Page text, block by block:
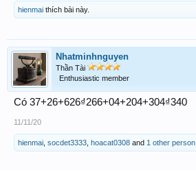
hienmai thích bài này.
Nhatminhnguyen
Thần Tài
Enthusiastic member
Có 37+26+626₫266+04+204+304₫340
11/11/20
hienmai socdet3333 hoacat0308 and 1 other person